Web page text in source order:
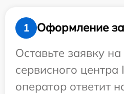
1
Оформление
Оставьте заявку на
сервисного
оператор ответит